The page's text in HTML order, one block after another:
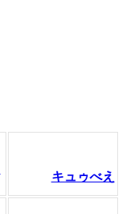
キュゥべえ